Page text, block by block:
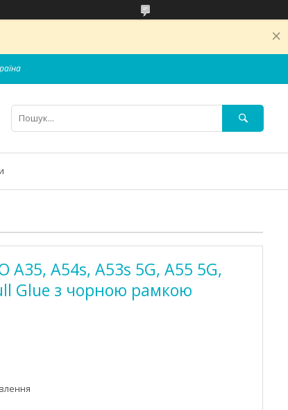
A35, A54s, A53s 5G, A55 5G,
Glue з чорною рамкою